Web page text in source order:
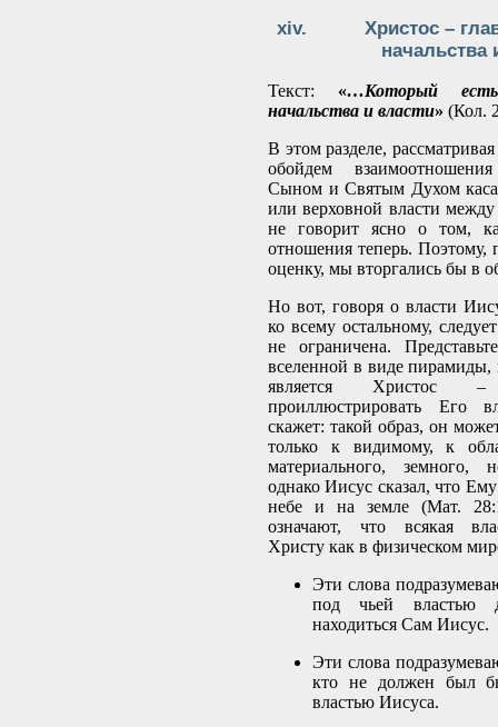
Христос –
начальства
Текст: «…Который есть
начальства и власти» (Кол.
В этом разделе,
обойдем
Сыном и Святым Духом
или верховной власти
не говорит ясно о том,
отношения теперь. Поэтому,
оценку, мы вторгались бы в
Но вот, говоря о власти
ко всему остальному,
не ограничена.
вселенной в виде
является Христос
проиллюстрировать Его
скажет: такой образ, он
только к видимому, к
материального, земного,
однако Иисус сказал, что
небе и на земле (Мат.
означают, что всякая
Христу как в физическом
Эти слова
под чьей
находиться Сам Иисус.
Эти слова
кто не должен был
властью Иисуса.